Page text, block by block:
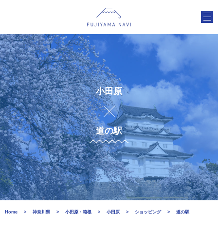
小田原
道の駅
Home 神奈川県 小田原・箱根 小田原 ショッピング 道の駅